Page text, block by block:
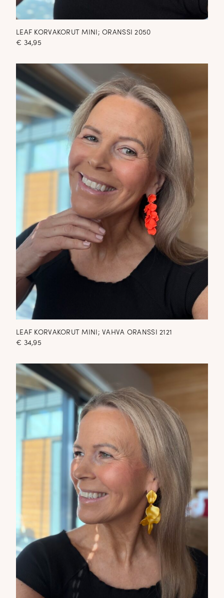
LEAF KORVAKORUT MINI; ORANSSI 2050
€ 34,95
LEAF KORVAKORUT MINI; VAHVA ORANSSI 2121
€ 34,95